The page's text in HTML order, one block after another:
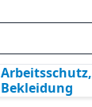
Arbeitsschutz,
Bekleidung